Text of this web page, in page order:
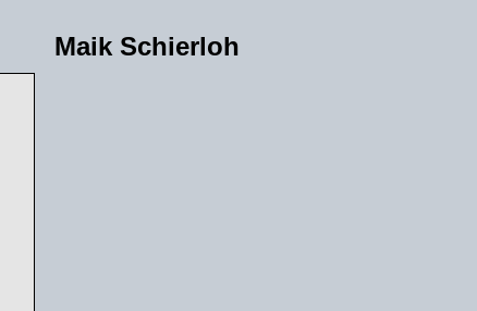
Maik Schierloh